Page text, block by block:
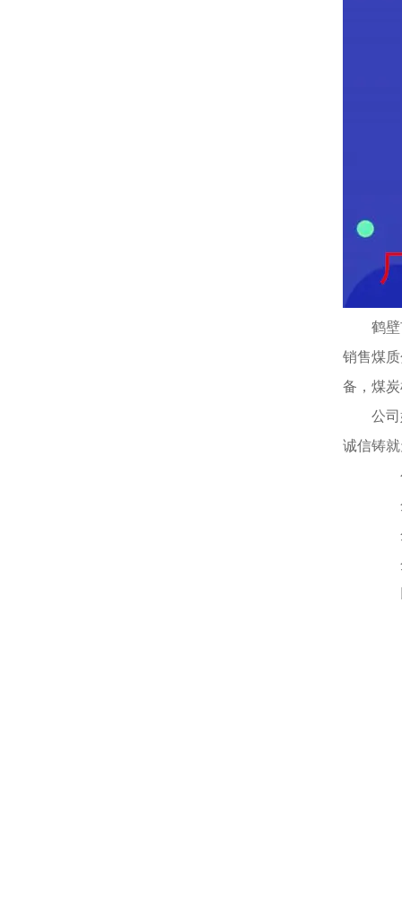
鹤
销售煤
备，煤
公
诚信铸
公
企
企
企